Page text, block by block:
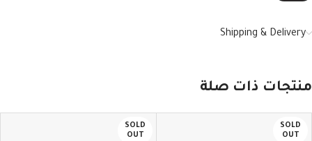
Shipping & Delivery
منتجات ذات صلة
SOLD
OUT
SOLD
OUT